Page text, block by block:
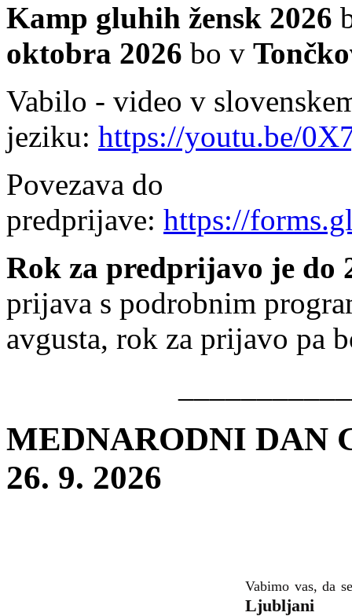
Kamp gluhih žensk 2026
oktobra 2026 bo v
Vabilo - video v
jeziku: https://youtu.be/
Povezava do
predprijave: https://
Rok za predprijavo je do
prijava s podrobnim
avgusta, rok za prijavo pa
MEDNARODNI DAN
26. 9. 2026
Vabimo vas, da
Ljubljani